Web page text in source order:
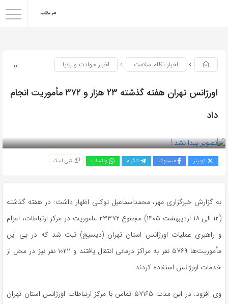
0 اخبار نظام سلامت اخبار حوادث و بلایا
اورژانس تهران هفته گذشته ۲۳ هزار و ۳۷۲ مأموریت انجام
داد
توییتر فیسبوک تلگرام واتساپ کپی لینک
به گزارش خبرگزاری مهر، محمداسماعیل توکلی اظهار داشت: در هفته گذشته
(۱۲ الی ۱۸ اردیبهشت ۱۴۰۵) مجموع ۲۳۳۷۲ ماموریت در مرکز ارتباطات، اعزام
و راهبری عملیات اورژانس استان تهران (دیسپچ) ثبت شد که در پی این
مأموریت‌ها ۵۷۶۹ نفر به مراکز درمانی انتقال یافتند و ۱۰۲۱۱ نفر نیز در محل از
خدمات اورژانس استفاده کردند.
وی افزود: در این مدت ۵۷۱۶۵ تماس با مرکز ارتباطات اورژانس استان تهران